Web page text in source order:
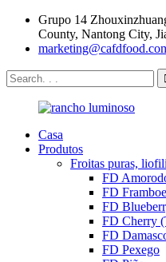
Grupo 14
County, Nantong City,
Casa
Produtos
Froitas puras,
FD
FD
FD
FD Cherry
FD
FD Pexego